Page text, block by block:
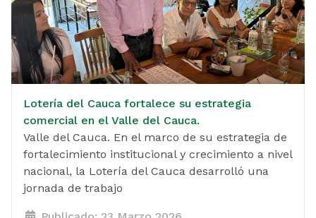
Lotería del Cauca fortalece su estrategia
comercial en el Valle del Cauca.
Valle del Cauca. En el marco de su estrategia de
fortalecimiento institucional y crecimiento a nivel
nacional, la Lotería del Cauca desarrolló una
jornada de trabajo